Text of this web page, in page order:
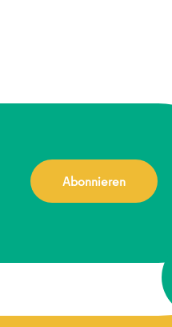
Abonnieren